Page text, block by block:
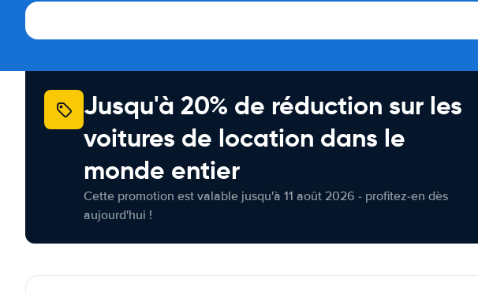
Jusqu'à 20% de réduction sur les
voitures de location dans le
monde entier
Cette promotion est valable jusqu'à 11 août 2026 - profitez-en dès
aujourd'hui !